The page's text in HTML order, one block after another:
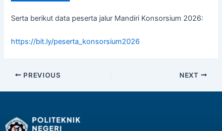
Serta berikut data peserta jalur Mandiri Konsorsium 2026:
https://bit.ly/peserta_konsorsium2026
PREVIOUS NEXT